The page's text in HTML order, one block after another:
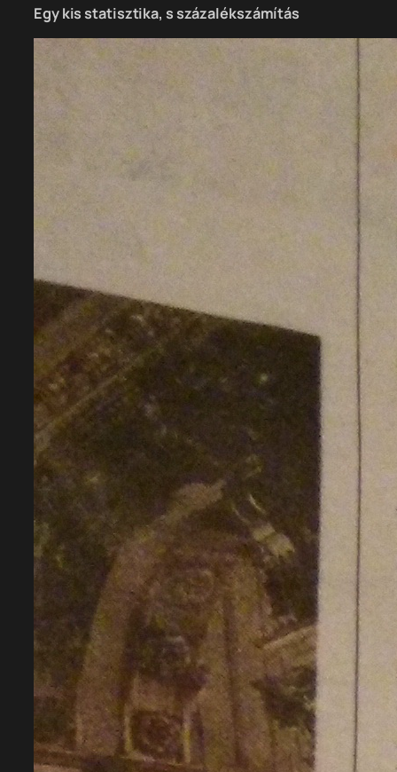
Egy kis statisztika, s százalékszámítás